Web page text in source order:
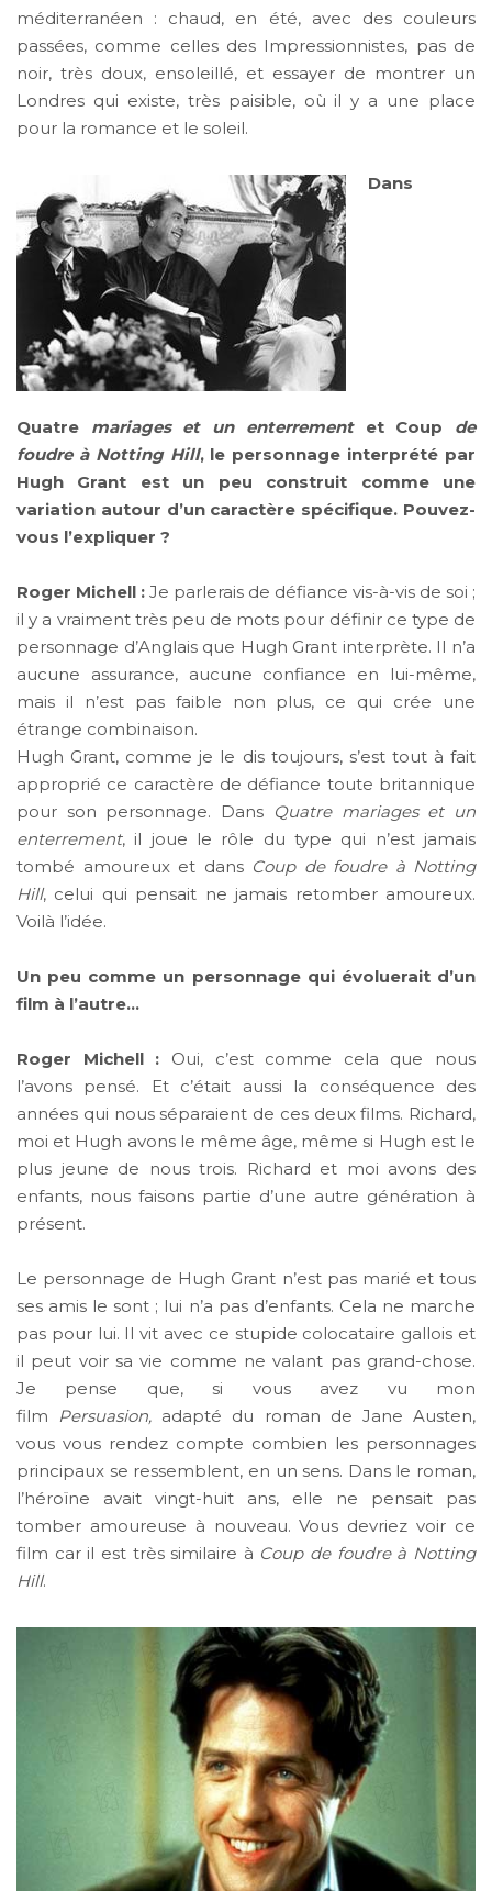
méditerranéen : chaud, en été, avec des couleurs
passées, comme celles des Impressionnistes, pas de
noir, très doux, ensoleillé, et essayer de montrer un
Londres qui existe, très paisible, où il y a une place
pour la romance et le soleil.
Dans
Quatre mariages et un enterrementet Coup de
foudre à Notting Hill, le personnage interprété par
Hugh Grant est un peu construit comme une
variation autour d’un caractère spécifique. Pouvez-
vous l’expliquer ?
Roger Michell : Je parlerais de défiance vis-à-vis de soi ;
il y a vraiment très peu de mots pour définir ce type de
personnage d’Anglais que Hugh Grant interprète. Il n’a
aucune assurance, aucune confiance en lui-même,
mais il n’est pas faible non plus, ce qui crée une
étrange combinaison.
Hugh Grant, comme je le dis toujours, s’est tout à fait
approprié ce caractère de défiance toute britannique
pour son personnage. Dans Quatre mariages et un
enterrement, il joue le rôle du type qui n’est jamais
tombé amoureux et dans Coup de foudre à Notting
Hill, celui qui pensait ne jamais retomber amoureux.
Voilà l’idée.
Un peu comme un personnage qui évoluerait d’un
film à l’autre…
Roger Michell : Oui, c’est comme cela que nous
l’avons pensé. Et c’était aussi la conséquence des
années qui nous séparaient de ces deux films. Richard,
moi et Hugh avons le même âge, même si Hugh est le
plus jeune de nous trois. Richard et moi avons des
enfants, nous faisons partie d’une autre génération à
présent.
Le personnage de Hugh Grant n’est pas marié et tous
ses amis le sont ; lui n’a pas d’enfants. Cela ne marche
pas pour lui. Il vit avec ce stupide colocataire gallois et
il peut voir sa vie comme ne valant pas grand-chose.
Je pense que, si vous avez vu mon
film Persuasion, adapté du roman de Jane Austen,
vous vous rendez compte combien les personnages
principaux se ressemblent, en un sens. Dans le roman,
l’héroïne avait vingt-huit ans, elle ne pensait pas
tomber amoureuse à nouveau. Vous devriez voir ce
film car il est très similaire à Coup de foudre à Notting
Hill.